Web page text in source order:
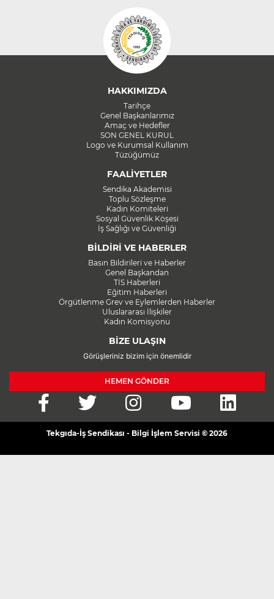
HAKKIMIZDA
Tarihçe
Genel Başkanlarımız
Amaç ve Hedefler
SON GENEL KURUL
Logo ve Kurumsal Kullanım
Tüzüğümüz
FAALİYETLER
Sendika Akademisi
Toplu Sözleşme
Kadın Komiteleri
Sosyal Güvenlik Köşesi
İş Sağlığı ve Güvenliği
BİLDİRİ VE HABERLER
Basın Bildirileri ve Haberler
Genel Başkandan
TİS Haberleri
Eğitim Haberleri
Örgütlenme Grev ve Eylemlerden Haberler
Uluslararası İlişkiler
Kadın Komisyonu
BİZE ULAŞIN
Görüşleriniz bizim için önemlidir
HEMEN GÖNDER
Tekgıda-İş Sendikası - Bilgi İşlem Servisi © 2026